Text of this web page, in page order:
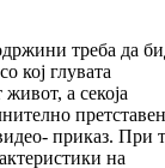
треба да
кој глувата
а секоја
приказ. При
на